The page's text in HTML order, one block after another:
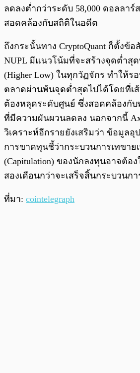
ลดลงต่ำกว่าระดับ 58,000 ดอลลาร์
สอดคล้องกับสถิติในอดีต
ถึงกระนั้นทาง CryptoQuant ก็ตั้งข้อ
NUPL มีแนวโน้มที่จะสร้างจุดต่ำสุ
(Higher Low) ในทุกวัฏจักร ทำให้ร
ตลาดผ่านพ้นจุดต่ำสุดไปได้โดยที่เ
ต้องหลุดระดับศูนย์ ซึ่งสอดคล้องกับ
ที่มีความผันผวนลดลง นอกจากนี้
วิเคราะห์อีกรายยังเสริมว่า ข้อมูล
การขาดทุนชี้ว่ากระบวนการเทขาย
(Capitulation) ของนักลงทุนอาจต้อ
สองเดือนกว่าจะเสร็จสิ้นกระบวนก
ที่มา: cointelegraph